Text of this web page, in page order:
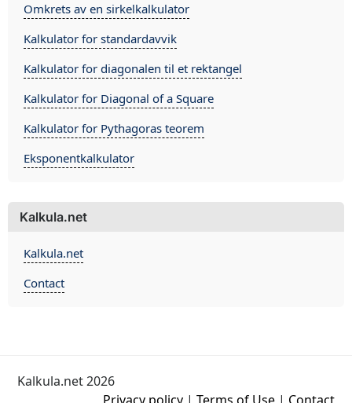
Omkrets av en sirkelkalkulator
Kalkulator for standardavvik
Kalkulator for diagonalen til et rektangel
Kalkulator for Diagonal of a Square
Kalkulator for Pythagoras teorem
Eksponentkalkulator
Kalkula.net
Kalkula.net
Contact
Kalkula.net 2026